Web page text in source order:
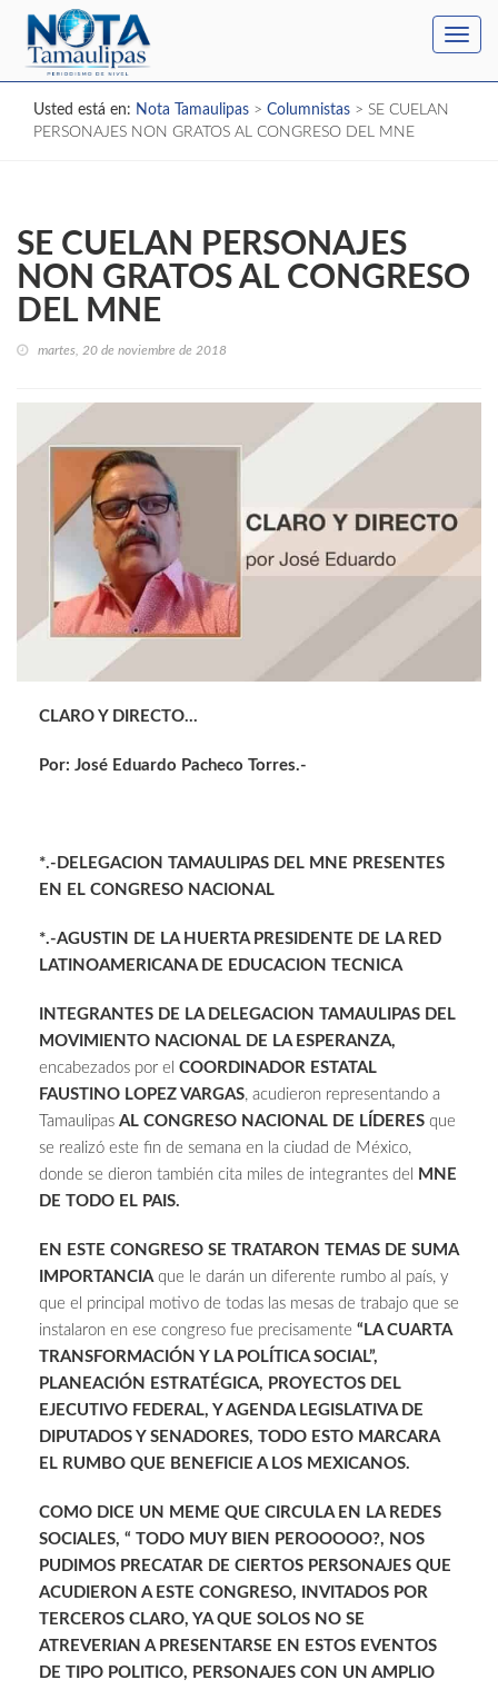
Usted está en: Nota Tamaulipas > Columnistas > SE CUELAN
PERSONAJES NON GRATOS AL CONGRESO DEL MNE
SE CUELAN PERSONAJES
NON GRATOS AL CONGRESO
DEL MNE
martes, 20 de noviembre de 2018
CLARO Y DIRECTO…
Por: José Eduardo Pacheco Torres.-
*.-DELEGACION TAMAULIPAS DEL MNE PRESENTES
EN EL CONGRESO NACIONAL
*.-AGUSTIN DE LA HUERTA PRESIDENTE DE LA RED
LATINOAMERICANA DE EDUCACION TECNICA
INTEGRANTES DE LA DELEGACION TAMAULIPAS DEL
MOVIMIENTO NACIONAL DE LA ESPERANZA,
encabezados por el COORDINADOR ESTATAL
FAUSTINO LOPEZ VARGAS, acudieron representando a
Tamaulipas AL CONGRESO NACIONAL DE LÍDERES que
se realizó este fin de semana en la ciudad de México,
donde se dieron también cita miles de integrantes del
MNE
DE TODO EL PAIS.
EN ESTE CONGRESO SE TRATARON TEMAS DE SUMA
IMPORTANCIAque le darán un diferente rumbo al país, y
que el principal motivo de todas las mesas de trabajo que se
instalaron en ese congreso fue precisamente “LA CUARTA
TRANSFORMACIÓN Y LA POLÍTICA SOCIAL”,
PLANEACIÓN ESTRATÉGICA, PROYECTOS DEL
EJECUTIVO FEDERAL, Y AGENDA LEGISLATIVA DE
DIPUTADOS Y SENADORES, TODO ESTO MARCARA
EL RUMBO QUE BENEFICIE A LOS MEXICANOS.
COMO DICE UN MEME QUE CIRCULA EN LA REDES
SOCIALES, “ TODO MUY BIEN PEROOOOO?, NOS
PUDIMOS PRECATAR DE CIERTOS PERSONAJES QUE
ACUDIERON A ESTE CONGRESO, INVITADOS POR
TERCEROS CLARO, YA QUE SOLOS NO SE
ATREVERIAN A PRESENTARSE EN ESTOS EVENTOS
DE TIPO POLITICO, PERSONAJES CON UN AMPLIO